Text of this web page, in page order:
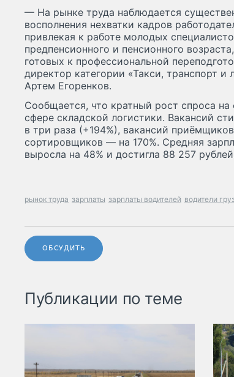
— На рынке труда наблюдается
восполнения нехватки кадров
привлекая к работе молодых
предпенсионного и пенсионного
готовых к профессиональной
директор категории «Такси, транспорт и
Артем Егоренков.
Сообщается, что кратный рост спроса
сфере складской логистики. Вакансий
в три раза (+194%), вакансий
сортировщиков — на 170%. Средняя
выросла на 48% и достигла 88 257
рынок труда зарплаты зарплаты водителей водители
ОБСУДИТЬ
Публикации по теме